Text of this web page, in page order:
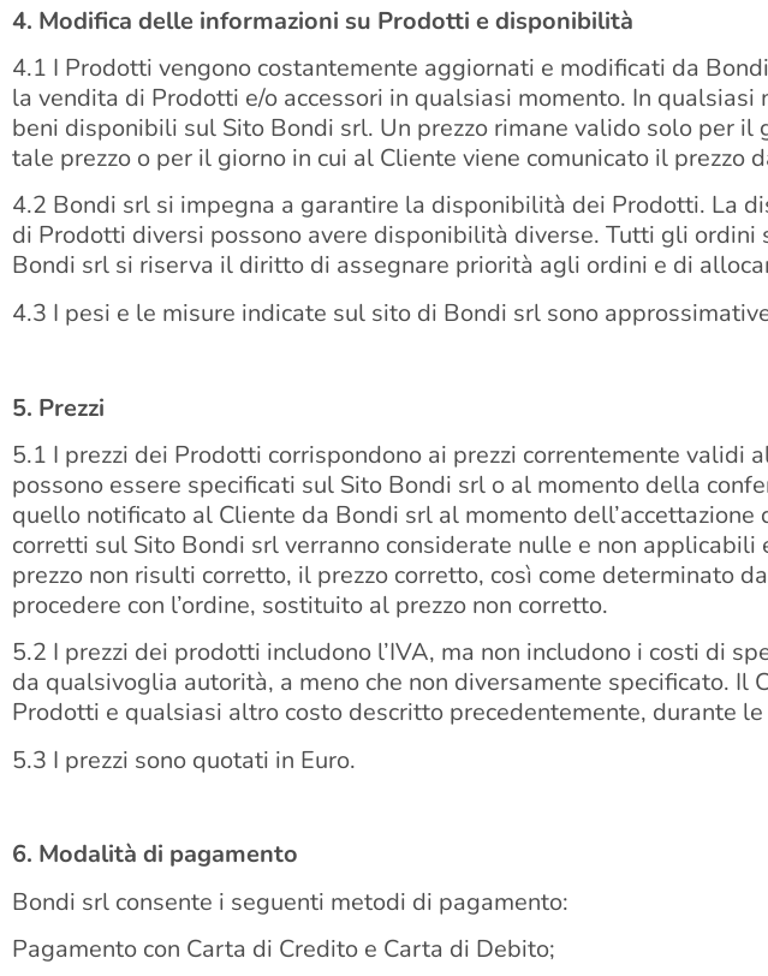
4. Modifica delle informazioni su Prodotti e disponibilità
4.1 I Prodotti vengono costantemente aggiornati e modificati da
la vendita di Prodotti e/o accessori in qualsiasi momento. In
beni disponibili sul Sito Bondi srl. Un prezzo rimane valido solo per
tale prezzo o per il giorno in cui al Cliente viene comunicato il prezzo
4.2 Bondi srl si impegna a garantire la disponibilità dei Prodotti. La
di Prodotti diversi possono avere disponibilità diverse. Tutti gli
Bondi srl si riserva il diritto di assegnare priorità agli ordini e di
4.3 I pesi e le misure indicate sul sito di Bondi srl sono
5. Prezzi
5.1 I prezzi dei Prodotti corrispondono ai prezzi correntemente validi
possono essere specificati sul Sito Bondi srl o al momento della
quello notificato al Cliente da Bondi srl al momento
corretti sul Sito Bondi srl verranno considerate nulle e non
prezzo non risulti corretto, il prezzo corretto, così come determinato
procedere con l’ordine, sostituito al prezzo non corretto.
5.2 I prezzi dei prodotti includono l’IVA, ma non includono i costi di
da qualsivoglia autorità, a meno che non diversamente specificato.
Prodotti e qualsiasi altro costo descritto precedentemente, durante le
5.3 I prezzi sono quotati in Euro.
6. Modalità di pagamento
Bondi srl consente i seguenti metodi di pagamento:
Pagamento con Carta di Credito e Carta di Debito;